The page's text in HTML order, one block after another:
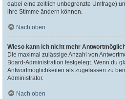
dabei eine zeitlich unbegrenzte Umfrage)
ihre Stimme ändern können.
Nach oben
Wieso kann ich nicht mehr
Die maximal zulässige Anzahl von
Board-Administration festgelegt. Wenn du
Antwortmöglichkeiten als zugelassen zu
Administrator.
Nach oben